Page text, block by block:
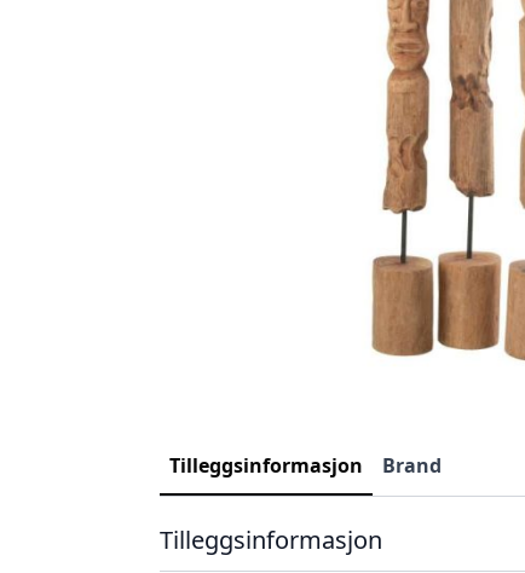
Tilleggsinformasjon Brand
Tilleggsinformasjon